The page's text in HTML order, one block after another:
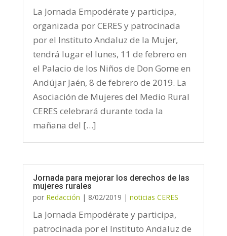
La Jornada Empodérate y participa,
organizada por CERES y patrocinada
por el Instituto Andaluz de la Mujer,
tendrá lugar el lunes, 11 de febrero en
el Palacio de los Niños de Don Gome en
Andújar Jaén, 8 de febrero de 2019. La
Asociación de Mujeres del Medio Rural
CERES celebrará durante toda la
mañana del […]
Jornada para mejorar los derechos de las
mujeres rurales
por Redacción | 8/02/2019 | noticias CERES
La Jornada Empodérate y participa,
patrocinada por el Instituto Andaluz de